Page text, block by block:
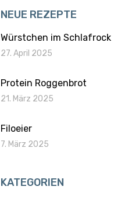
NEUE REZEPTE
Würstchen im Schlafrock
27. April 2025
Protein Roggenbrot
21. März 2025
Filoeier
7. März 2025
KATEGORIEN